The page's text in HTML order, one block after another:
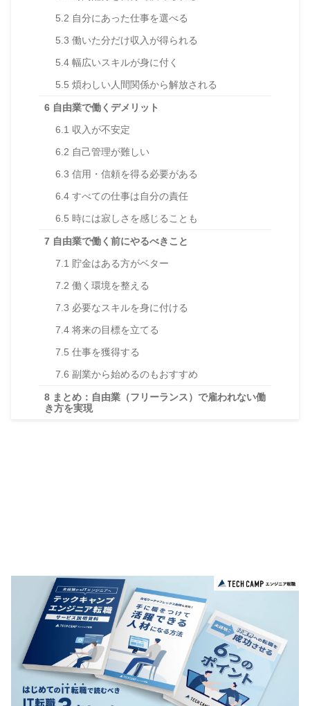
5.2 自分にあった仕事を選べる
5.3 働いた分だけ収入が得られる
5.4 幅広いスキルが身に付く
5.5 煩わしい人間関係から解放される
6 自由業で働くデメリット
6.1 収入が不安定
6.2 自己管理が難しい
6.3 信用・信頼を得る必要がある
6.4 すべての仕事は自分の責任
6.5 時には寂しさを感じることも
7 自由業で働く前にやるべきこと
7.1 貯金はある方がベター
7.2 働く環境を整える
7.3 必要なスキルを身に付ける
7.4 将来の目標を立てる
7.5 仕事を獲得する
7.6 副業から始めるのもおすすめ
8 まとめ：自由業（フリーランス）で雇われない働
き方を実現